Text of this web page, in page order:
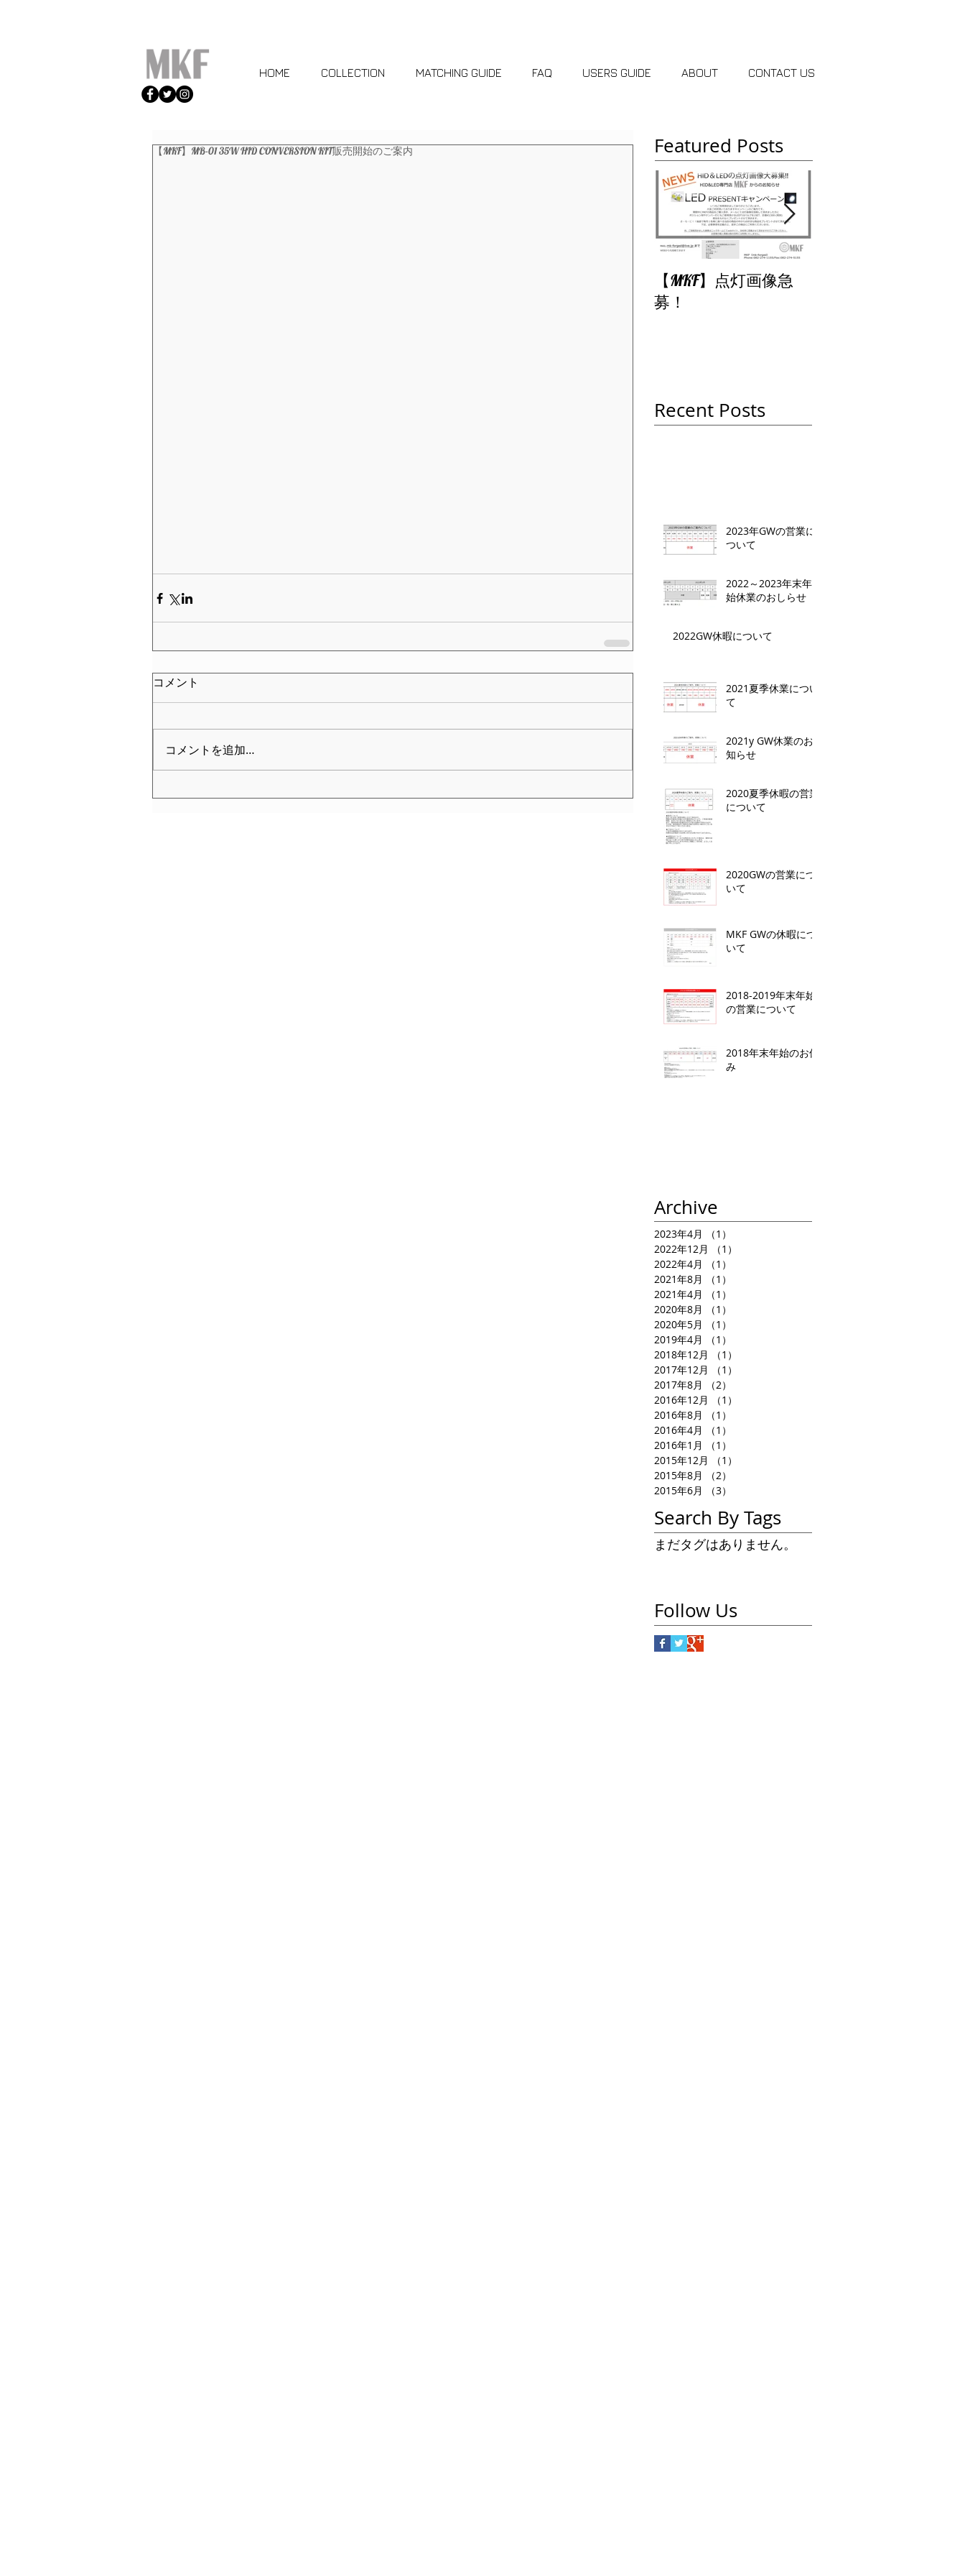
HOME COLLECTION MATCHING GUIDE FAQ USERS GUIDE ABOUT CONTACT US
【MKF】MB-01 35W HID CONVERSION KIT販売開始のご案内
コメント
コメントを追加…
Featured Posts
【MKF】点灯画像急
募！
Recent Posts
2023年GWの営業に
ついて
2022～2023年末年
始休業のおしらせ
2022GW休暇について
2021夏季休業につい
て
2021y GW休業のお
知らせ
2020夏季休暇の営業
について
2020GWの営業につ
いて
MKF GWの休暇につ
いて
2018-2019年末年始
の営業について
2018年末年始のお休
み
Archive
2023年4月 （1）
2022年12月
（1）
2022年4月
（1）
2021年8月
（1）
2021年4月
（1）
2020年8月
（1）
2020年5月
（1）
2019年4月
（1）
2018年12月
（1）
2017年12月
（1）
2017年8月
（2）
2016年12月
（1）
2016年8月
（1）
2016年4月
（1）
2016年1月
（1）
2015年12月
（1）
2015年8月
（2）
2015年6月
（3）
Search By Tags
まだタグはありません。
Follow Us